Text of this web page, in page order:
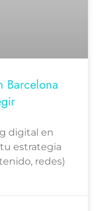
Barcelona
digital en
estrategia
redes)